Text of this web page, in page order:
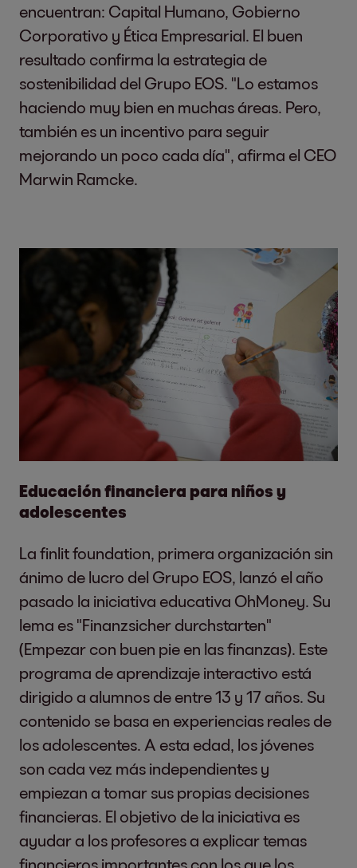
encuentran: Capital Humano, Gobierno
Corporativo y Ética Empresarial. El buen
resultado confirma la estrategia de
sostenibilidad del Grupo EOS. "Lo estamos
haciendo muy bien en muchas áreas. Pero,
también es un incentivo para seguir
mejorando un poco cada día", afirma el CEO
Marwin Ramcke.
Educación financiera para niños y
adolescentes
La finlit foundation, primera organización sin
ánimo de lucro del Grupo EOS, lanzó el año
pasado la iniciativa educativa OhMoney. Su
lema es "Finanzsicher durchstarten"
(Empezar con buen pie en las finanzas). Este
programa de aprendizaje interactivo está
dirigido a alumnos de entre 13 y 17 años. Su
contenido se basa en experiencias reales de
los adolescentes. A esta edad, los jóvenes
son cada vez más independientes y
empiezan a tomar sus propias decisiones
financieras. El objetivo de la iniciativa es
ayudar a los profesores a explicar temas
financieros importantes con los que los